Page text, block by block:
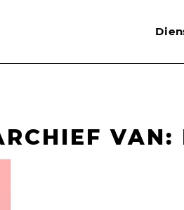
VAN: